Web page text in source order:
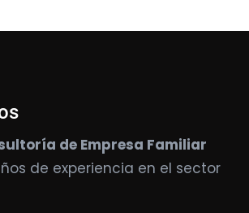
de Empresa Familiar
de experiencia en el sector